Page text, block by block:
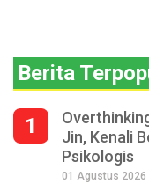
Berita
1
Jin, Kenali
Psikologis
01 Agustus 2026